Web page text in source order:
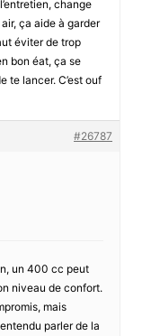
change
ça aide à garder
éviter de trop
bon éat, ça se
te lancer. C’est ouf
#26787
un 400 cc peut
niveau de confort.
mais
parler de la